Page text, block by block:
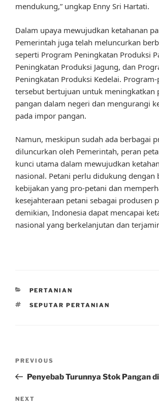
mendukung,” ungkap Enny Sri Hartati.
Dalam upaya mewujudkan ketahanan
Pemerintah juga telah meluncurkan
seperti Program Peningkatan Produksi
Peningkatan Produksi Jagung, dan
Peningkatan Produksi Kedelai.
tersebut bertujuan untuk meningkatkan
pangan dalam negeri dan mengurangi
pada impor pangan.
Namun, meskipun sudah ada berbagai
diluncurkan oleh Pemerintah, peran
kunci utama dalam mewujudkan
nasional. Petani perlu didukung dengan
kebijakan yang pro-petani dan
kesejahteraan petani sebagai produsen
demikian, Indonesia dapat mencapai
nasional yang berkelanjutan dan
CATEGORIES
PERTANIAN
TAGS
SEPUTAR PERTANIAN
Previous
Post
PREVIOUS
Penyebab Turunnya Stok Pangan
Next
NEXT